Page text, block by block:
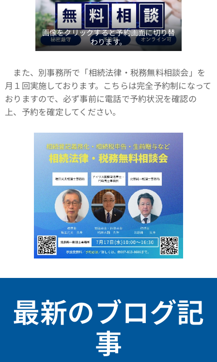
画像をクリックすると予約画面に切り替
わります。
また、別事務所で「相続法律・税務無料相談会」を
月１回実施しております。こちらは完全予約制になって
おりますので、必ず事前に電話で予約状況を確認の
上、予約を確定してください。
最新のブログ記
事